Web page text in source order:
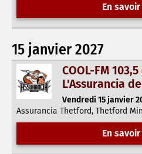
En
15 janvier 2027
COOL-FM
L'Assurancia
Vendredi 15 janvier
Assurancia Thetford, Thetford
En